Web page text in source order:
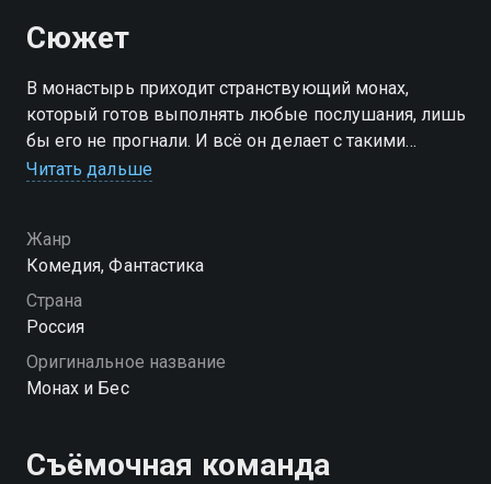
Сюжет
В монастырь приходит cтранствующий монах,
который готов выполнять любые послушания, лишь
бы его не прогнали. И всё он делает с такими
усердием и быстротой, что вызывает подозрения
настоящий чудотворец, но что, если ему помогают
тёмные силы?
Читать дальше
Жанр
Комедия, Фантастика
Страна
Россия
Оригинальное название
Монах и Бес
Съёмочная команда